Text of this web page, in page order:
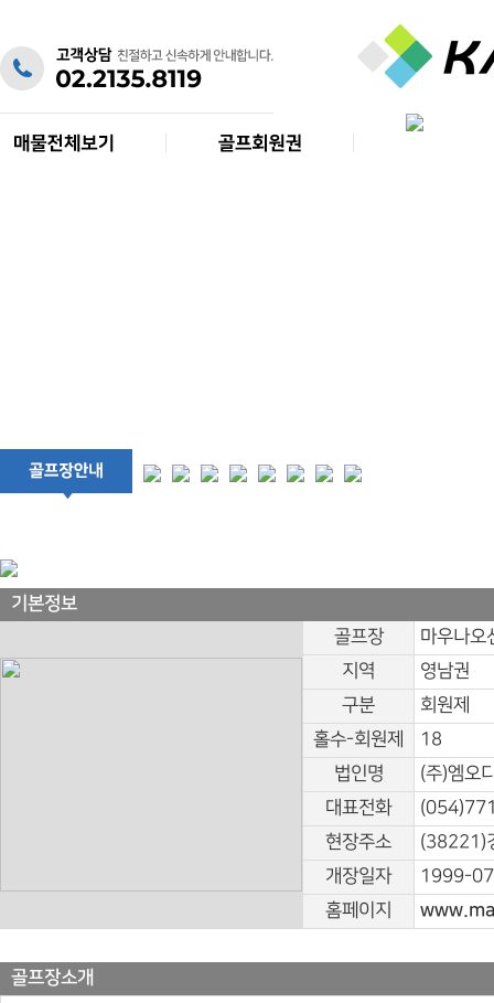
기본정보
골프장
마우나오
지역
영남권
구분
회원제
홀수-회원제
18
법인명
(주)엠오
대표전화
현장주소
(38221)
개장일자
1999-
홈페이지
골프장소개